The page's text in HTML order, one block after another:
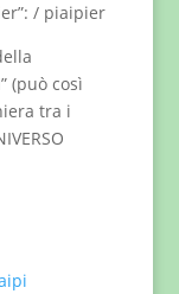
/ piaipier
(può così
tra i